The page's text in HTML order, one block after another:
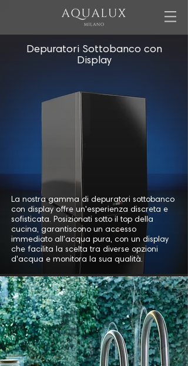
Depuratori Sottobanco con
Display
La nostra gamma di depuratori sottobanco
con display offre un'esperienza discreta e
sofisticata. Posizionati sotto il top della
cucina, garantiscono un accesso
immediato all'acqua pura, con un display
che facilita la scelta tra diverse opzioni
d'acqua e monitora la sua qualità.